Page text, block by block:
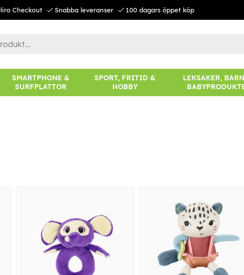
Checkout Snabba leveranser 100 dagars öppet köp
SMARTPHONE &
SURFPLATTOR
SPORT, FRITID &
HOBBY
LEKSAKER,